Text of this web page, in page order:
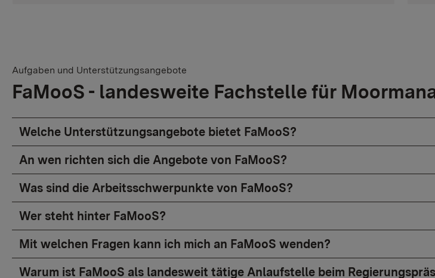
Aufgaben und Unterstützungsangebote
FaMooS - landesweite Fachstelle für
Welche Unterstützungsangebote bietet FaMooS?
An wen richten sich die Angebote von FaMooS?
Was sind die Arbeitsschwerpunkte von FaMooS?
Wer steht hinter FaMooS?
Mit welchen Fragen kann ich mich an FaMooS wenden?
Warum ist FaMooS als landesweit tätige Anlaufstelle beim